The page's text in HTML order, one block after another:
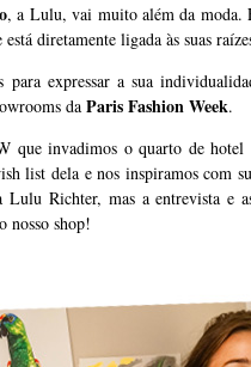
, a Lulu, vai muito além da moda.
diretamente ligada às suas
para expressar a sua
da Paris Fashion Week.
invadimos o quarto de hotel
list dela e nos inspiramos com
Lulu Richter, mas a entrevista e
nosso shop!